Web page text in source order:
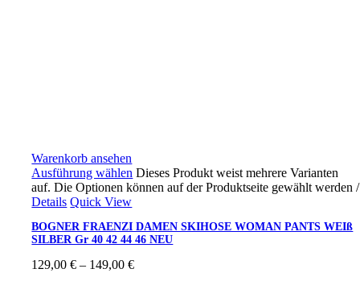
Warenkorb ansehen
Ausführung wählen Dieses Produkt weist mehrere Varianten
auf. Die Optionen können auf der Produktseite gewählt werden/
Details Quick View
BOGNER FRAENZI DAMEN SKIHOSE WOMAN PANTS WEIß
SILBER Gr 40 42 44 46 NEU
129,00€ – 149,00€